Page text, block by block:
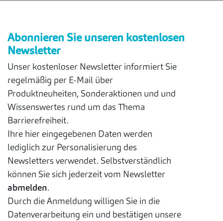
Abonnieren Sie unseren kostenlosen
Newsletter
Unser kostenloser Newsletter informiert Sie
regelmäßig per E-Mail über
Produktneuheiten, Sonderaktionen und und
Wissenswertes rund um das Thema
Barrierefreiheit.
Ihre hier eingegebenen Daten werden
lediglich zur Personalisierung des
Newsletters verwendet. Selbstverständlich
können Sie sich jederzeit vom Newsletter
abmelden.
Durch die Anmeldung willigen Sie in die
Datenverarbeitung ein und bestätigen unsere